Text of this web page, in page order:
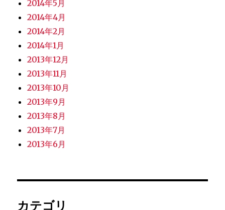
2014年5月
2014年4月
2014年2月
2014年1月
2013年12月
2013年11月
2013年10月
2013年9月
2013年8月
2013年7月
2013年6月
カテゴリ